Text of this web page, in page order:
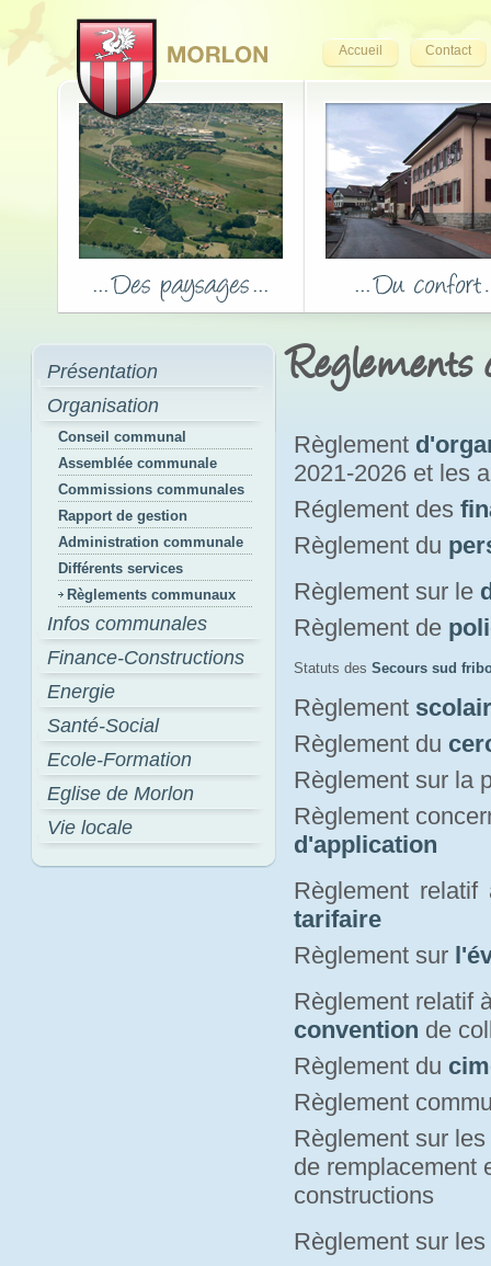
Accueil Contact
Présentation
Organisation
Conseil communal
Assemblée communale
Commissions communales
Rapport de gestion
Administration communale
Différents services
Règlements communaux
Infos communales
Finance-Constructions
Energie
Santé-Social
Ecole-Formation
Eglise de Morlon
Vie locale
Règlement
2021-2026 et les
Réglement des
Règlement du
Règlement sur le
Règlement de
Statuts des Secours sud
Règlement
Règlement du
Règlement sur la
Règlement
d'application
Règlement
tarifaire
Règlement sur
Règlement relatif
convention de
Règlement du
Règlement
Règlement sur les
de remplacement
constructions
Règlement sur les